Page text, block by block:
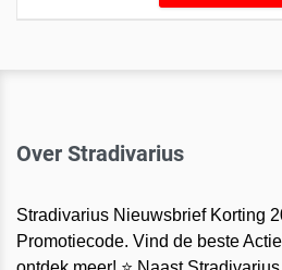
Over Stradivarius
Stradivarius Nieuwsbrief Korting
Promotiecode. Vind de beste